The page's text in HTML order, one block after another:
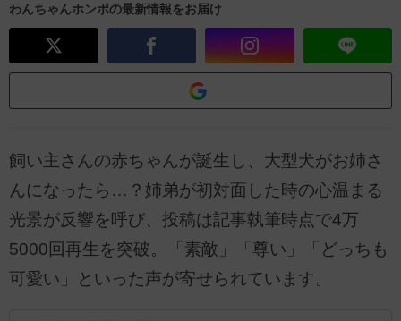
わんちゃんホンポの最新情報をお届け
飼い主さんの赤ちゃんが誕生し、大型犬がお姉さ
んになったら…？姉弟が初対面した時の心温まる
光景が反響を呼び、投稿は記事執筆時点で4万
5000回再生を突破。「素敵」「尊い」「どっちも
可愛い」といった声が寄せられています。